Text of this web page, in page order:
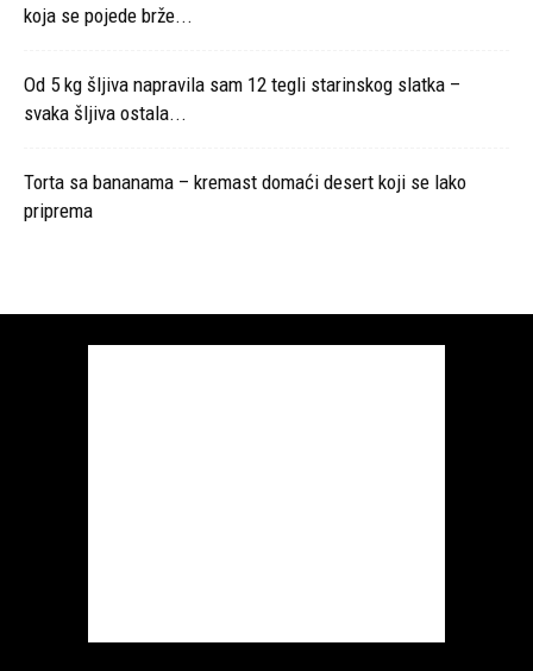
koja se pojede brže...
Od 5 kg šljiva napravila sam 12 tegli starinskog slatka –
svaka šljiva ostala...
Torta sa bananama – kremast domaći desert koji se lako
priprema